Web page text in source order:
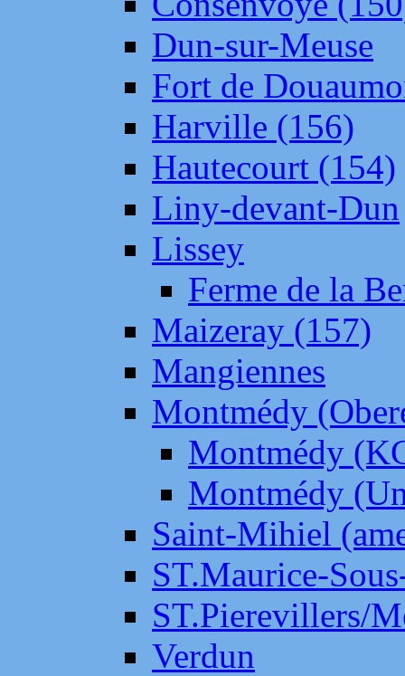
Dun-sur-Meuse
Fort de
Harville (156)
Hautecourt (154)
Liny-devant-Dun
Lissey
Ferme de la
Maizeray (157)
Mangiennes
Montmédy
Montmédy
Montmédy
Saint-Mihiel
ST.Maurice-
ST.Pierevillers/
Verdun